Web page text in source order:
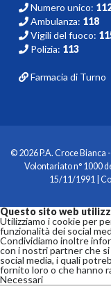
Numero unico:
Ambulanza: 118
Vigili del fuoco:
Polizia: 113
Farmacia di Turno
© 2026 P.A. Croce Bianca
Volontariato n° 1000
15/11/1991 |
Questo sito web
Utilizziamo i cookie per
funzionalità dei social
Condividiamo inoltre
con i nostri partner che
social media, i quali
fornito loro o che hanno
Necessari